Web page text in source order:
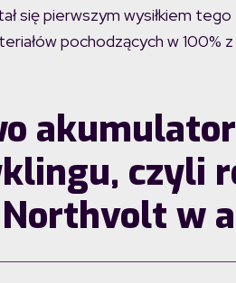
się pierwszym wysiłkiem
pochodzących w 100% z
czyli
w